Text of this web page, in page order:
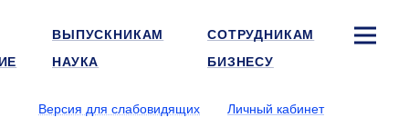
ВЫПУСКНИКАМ
СОТРУДНИКАМ
НАУКА БИЗНЕСУ
Версия для слабовидящих Личный кабинет